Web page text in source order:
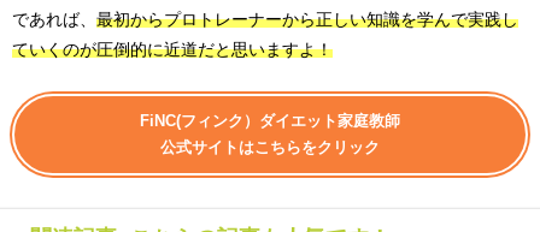
であれば、 最初からプロトレーナーから正しい知識を学んで実践し
ていくのが圧倒的に近道だと思いますよ！
FiNC(フィンク）ダイエット家庭教師
公式サイトはこちらをクリック